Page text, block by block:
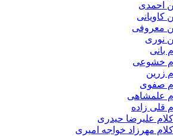
زاده
حیدری
خواجه امیری